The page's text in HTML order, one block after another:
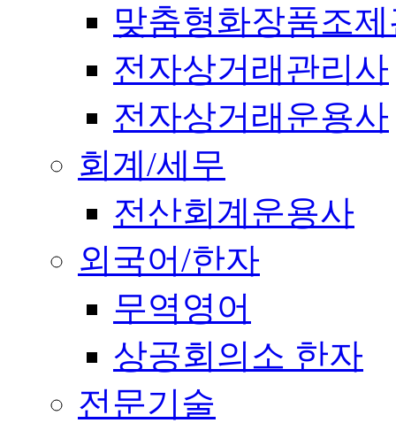
맞춤형화장품조
전자상거래관리사
전자상거래운용사
회계/세무
전산회계운용사
외국어/한자
무역영어
상공회의소 한자
전문기술